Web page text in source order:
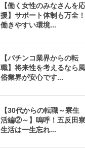
【働く女性のみなさんを応
援】サポート体制も万全！
働きやすい環境...
【パチンコ業界からの転
職】将来性を考えるなら風
俗業界が安心です...
【30代からの転職～寮生
活編②～】嗚呼！五反田寮
生活は一生忘れ...